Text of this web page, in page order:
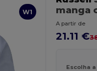
W1
manga
A partir de
21.11 €
Escolha